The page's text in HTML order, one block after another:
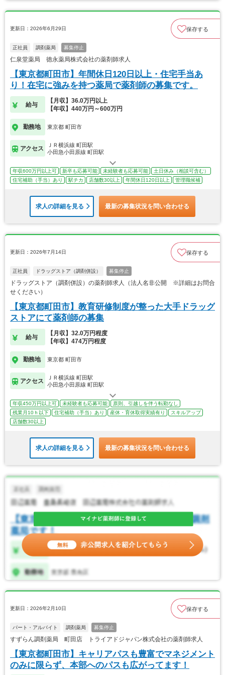
更新日：2026年6月29日 保存する
正社員 調剤薬局 募集停止
仁泉堂薬局 徳永薬局株式会社の薬剤師求人
【東京都町田市】年間休日120日以上・住宅手当あ
り！在宅に強みを持つ薬局で薬剤師の募集です。
給与
【月収】36.0万円以上
【年収】440万円～600万円
勤務地 東京都 町田市
アクセス
ＪＲ横浜線 町田駅
小田急小田原線 町田駅
年収600万円以上可 新卒も応募可能 未経験者も応募可能
土日休み（相談可含む）
住宅補助（手当）あり
駅チカ 店舗数30以上 年間休日120日以上 管理職候補
求人の詳細を見る 最新の募集状況を問い合わせる
更新日：2026年7月14日 保存する
正社員 ドラッグストア（調剤併設） 募集停止
ドラッグストア（調剤併設）の薬剤師求人（法人名非公開 ※詳細はお問合
せください）
【東京都町田市】教育研修制度が整った大手ドラッグ
ストアにて薬剤師の募集
給与
【月収】32.0万円程度
【年収】474万円程度
勤務地 東京都 町田市
アクセス
ＪＲ横浜線 町田駅
小田急小田原線 町田駅
年収450万円以上可 未経験者も応募可能
原則、引越しを伴う転勤なし
残業月10ｈ以下
住宅補助（手当）あり 産休・育休取得実績有り
スキルアップ
店舗数30以上
求人の詳細を見る 最新の募集状況を問い合わせる
更新日：2026年2月10日 保存する
パート・アルバイト 調剤薬局 募集停止
すずらん調剤薬局 町田店 トライアドジャパン株式会社の薬剤師求人
【東京都町田市】キャリアパスも豊富でマネジメント
のみに限らず、本部へのパスも広がってます！